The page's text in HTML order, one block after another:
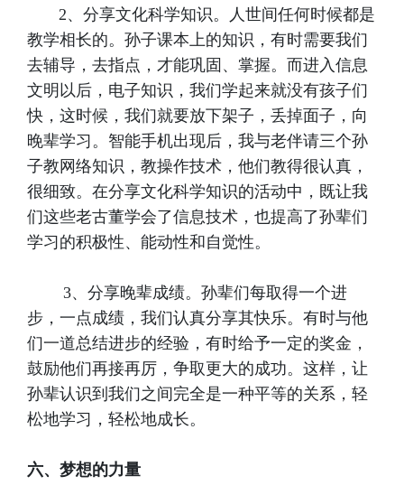
2、分享文化科学知识。人世间任何时候都是
教学相长的。孙子课本上的知识，有时需要我们
去辅导，去指点，才能巩固、掌握。而进入信息
文明以后，电子知识，我们学起来就没有孩子们
快，这时候，我们就要放下架子，丢掉面子，向
晚辈学习。智能手机出现后，我与老伴请三个孙
子教网络知识，教操作技术，他们教得很认真，
很细致。在分享文化科学知识的活动中，既让我
们这些老古董学会了信息技术，也提高了孙辈们
学习的积极性、能动性和自觉性。
3、分享晚辈成绩。孙辈们每取得一个进
步，一点成绩，我们认真分享其快乐。有时与他
们一道总结进步的经验，有时给予一定的奖金，
鼓励他们再接再厉，争取更大的成功。这样，让
孙辈认识到我们之间完全是一种平等的关系，轻
松地学习，轻松地成长。
六、梦想的力量